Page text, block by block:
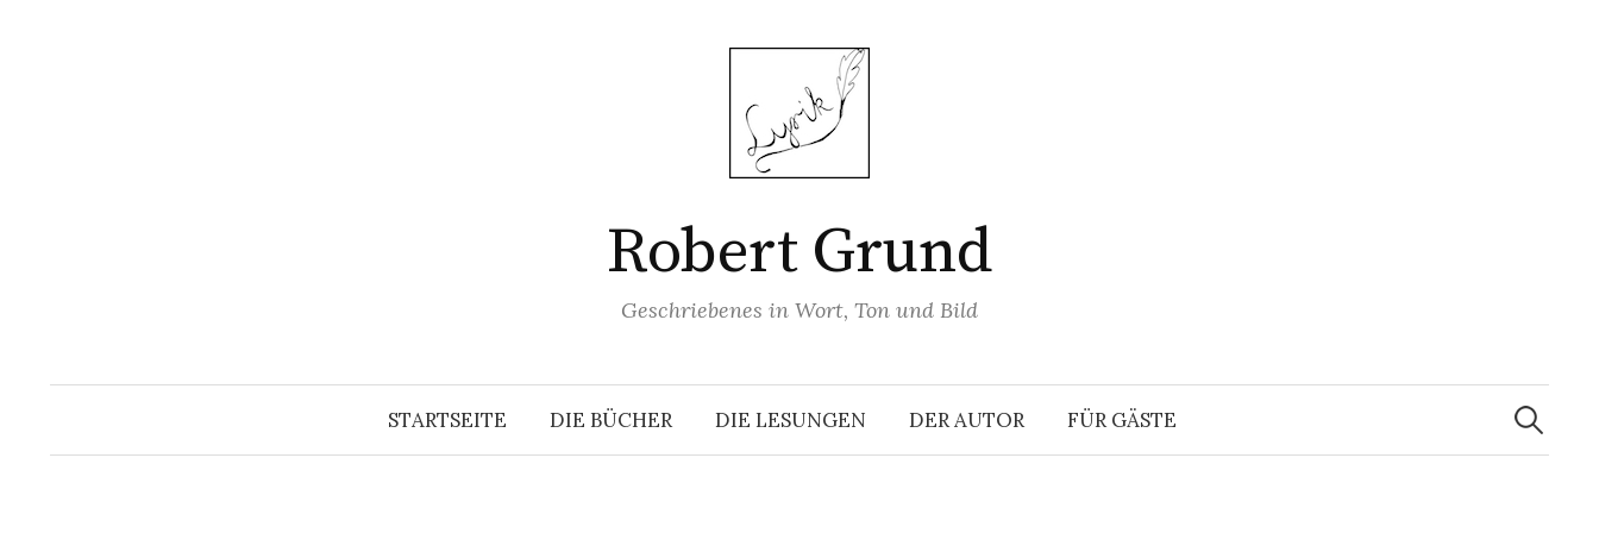
Robert Grund
Geschriebenes in Wort, Ton und Bild
STARTSEITE DIE BÜCHER DIE LESUNGEN DER AUTOR FÜR GÄSTE
Suchen
nach: